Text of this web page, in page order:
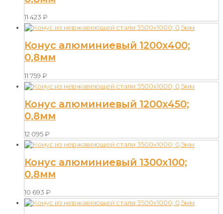
11 423 ₽
Конус алюминиевый 1200х400;
0,8мм
11 759 ₽
Конус алюминиевый 1200х450;
0,8мм
12 095₽
Конус алюминиевый 1300х100;
0,8мм
10 693 ₽